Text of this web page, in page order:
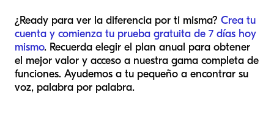
¿Ready para ver la diferencia por ti misma? Crea tu
cuenta y comienza tu prueba gratuita de 7 días hoy
mismo. Recuerda elegir el plan anual para obtener
el mejor valor y acceso a nuestra gama completa de
funciones. Ayudemos a tu pequeño a encontrar su
voz, palabra por palabra.